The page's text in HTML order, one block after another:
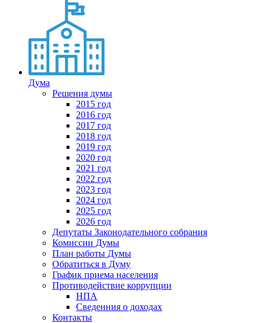
Дума
Решения думы
2015 год
2016 год
2017 год
2018 год
2019 год
2020 год
2021 год
2022 год
2023 год
2024 год
2025 год
2026 год
Депутаты Законодательного собрания
Комиссии Думы
План работы Думы
Обратиться в Думу
График приема населения
Противодействие коррупции
НПА
Сведенния о доходах
Контакты